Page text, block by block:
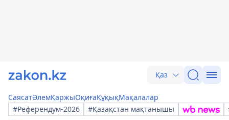
Қаз
СаясатӘлемҚаржыОқиғаҚұқықМақалалар
#Референдум-2026
#Қазақстан мақтанышы